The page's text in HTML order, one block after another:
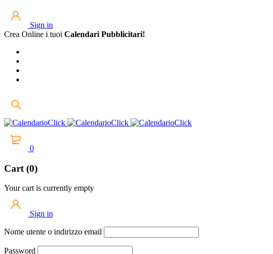
Sign in
Crea Online i tuoi Calendari Pubblicitari!
0
Cart (0)
Your cart is currently empty
Sign in
Nome utente o indirizzo email
Password